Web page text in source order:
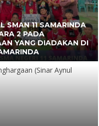
SMAN 11 SAMARINDA
2 PADA
YANG DIADAKAN DI